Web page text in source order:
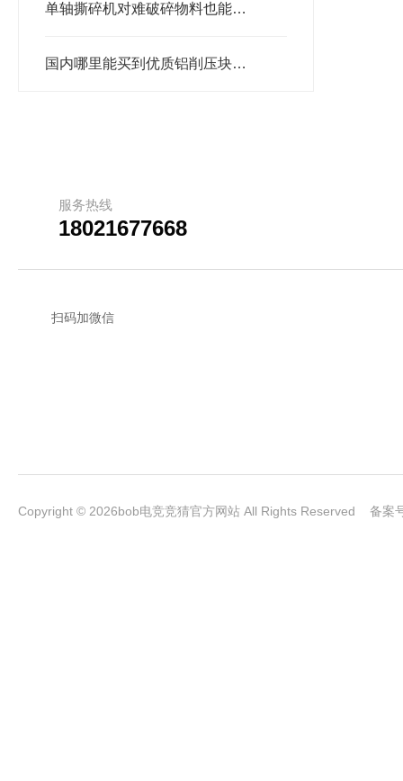
单轴撕碎机对难破碎物料也能轻易加工
国内哪里能买到优质铝削压块机？推荐恩派特品牌
服务热线
18021677668
扫码加微信
Copyright © 2026bob电竞竞猜官方网站 All Rights Reserved 备案